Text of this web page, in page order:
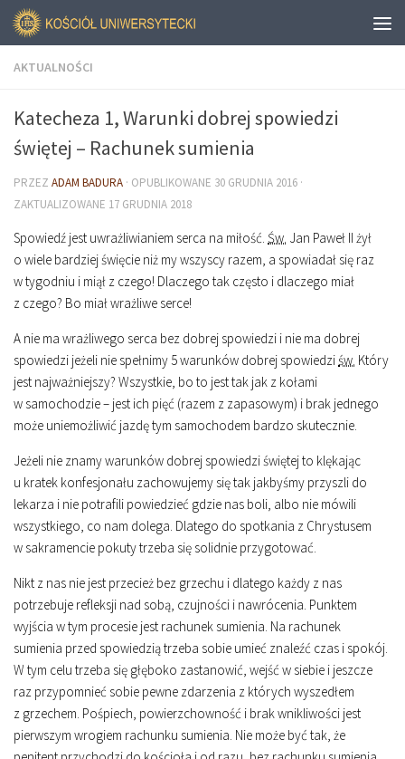
AKTUALNOŚCI
Katecheza 1, Warunki dobrej spowiedzi
świętej – Rachunek sumienia
PRZEZ ADAM BADURA · OPUBLIKOWANE 30 GRUDNIA 2016 ·
ZAKTUALIZOWANE 17 GRUDNIA 2018
Spowiedź jest uwrażliwianiem serca na miłość. Św. Jan Paweł II żył
o wiele bardziej święcie niż my wszyscy razem, a spowiadał się raz
w tygodniu i miął z czego! Dlaczego tak często i dlaczego miał
z czego? Bo miał wrażliwe serce!
A nie ma wrażliwego serca bez dobrej spowiedzi i nie ma dobrej
spowiedzi jeżeli nie spełnimy 5 warunków dobrej spowiedziśw. Który
jest najważniejszy? Wszystkie, bo to jest tak jak z kołami
w samochodzie – jest ich pięć (razem z zapasowym) i brak jednego
może uniemożliwić jazdę tym samochodem bardzo skutecznie.
Jeżeli nie znamy warunków dobrej spowiedzi świętej to klękając
u kratek konfesjonału zachowujemy się tak jakbyśmy przyszli do
lekarza i nie potrafili powiedzieć gdzie nas boli, albo nie mówili
wszystkiego, co nam dolega. Dlatego do spotkania z Chrystusem
w sakramencie pokuty trzeba się solidnie przygotować.
Nikt z nas nie jest przecież bez grzechu i dlatego każdy z nas
potrzebuje refleksji nad sobą, czujności i nawrócenia. Punktem
wyjścia w tym procesie jest rachunek sumienia. Na rachunek
sumienia przed spowiedzią trzeba sobie umieć znaleźć czas i spokój.
W tym celu trzeba się głęboko zastanowić, wejść w siebie i jeszcze
raz przypomnieć sobie pewne zdarzenia z których wyszedłem
z grzechem. Pośpiech, powierzchowność i brak wnikliwości jest
pierwszym wrogiem rachunku sumienia. Nie może być tak, że